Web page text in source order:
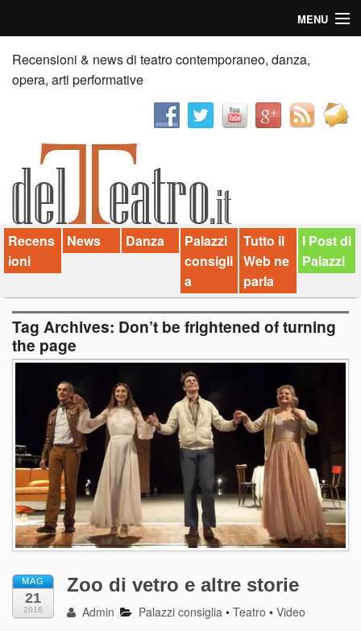
MENU
Home
Recensioni
News
Palazzi consiglia
Video
Chi siamo
Contatti
dT in English
Recensioni & news di teatro contemporaneo, danza,
opera, arti performative
Recens
ioni
News Danza
Palazzi
consigli
a
Tutto il
Web ne
parla
I Post di
Palazzi
Tag Archives: Don’t be frightened of turning
the page
MAG
21
2016
Zoo di vetro e altre storie
Admin Palazzi consiglia •Teatro •Video